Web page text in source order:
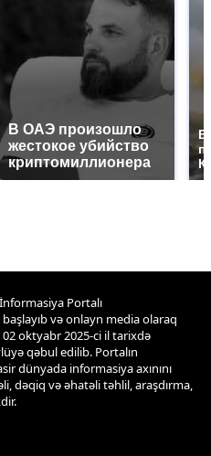
В ОАЭ произошло
жестокое убийство
криптомиллионера
Portalı
və onlayn media olaraq
oktyabr 2025-ci il tarixdə
qəbul edilib. Portalın
dünyada informasiya axınını
dəqiq və əhatəli təhlil, araşdırma,